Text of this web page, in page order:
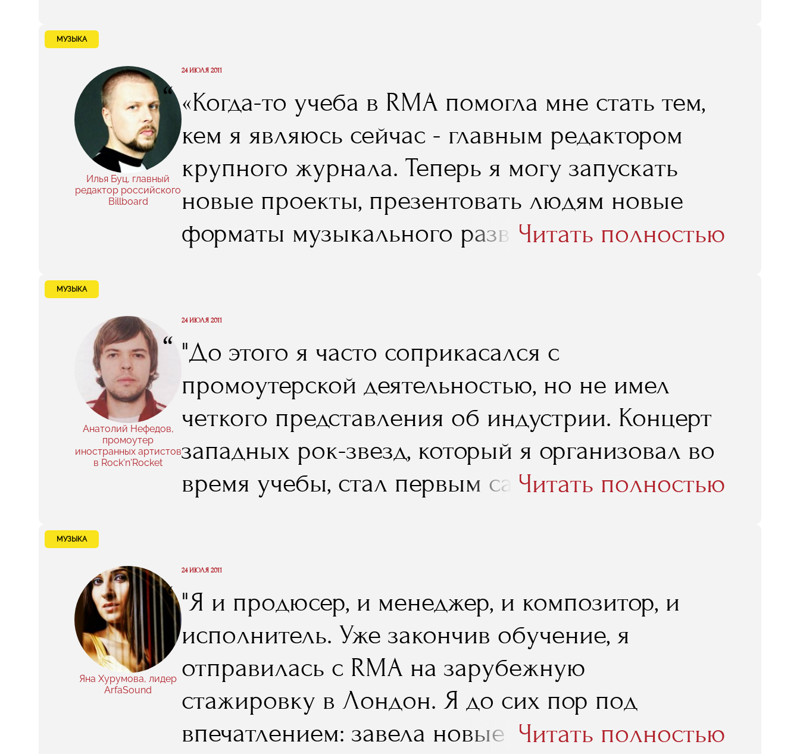
МУЗЫКА
Илья Буц, главный
редактор российского
Billboard
“
24 ИЮЛЯ 2011
«Когда-то учеба в RMA помогла мне стать тем,
кем я являюсь сейчас - главным редактором
крупного журнала. Теперь я могу запускать
новые проекты, презентовать людям новые
форматы музыкального развлечения, в том
Читать полностью
МУЗЫКА
Анатолий Нефедов,
промоутер
иностранных артистов
в Rock'n'Rocket
“
24 ИЮЛЯ 2011
"До этого я часто соприкасался с
промоутерской деятельностью, но не имел
четкого представления об индустрии. Концерт
западных рок-звезд, который я организовал во
время учебы, стал первым самостоятельным
RMA..."
Читать полностью
МУЗЫКА
Яна Хурумова, лидер
ArfaSound
“
24 ИЮЛЯ 2011
"Я и продюсер, и менеджер, и композитор, и
исполнитель. Уже закончив обучение, я
отправилась с RMA на зарубежную
стажировку в Лондон. Я до сих пор под
впечатлением: завела новые контакты, нашла
Читать полностью